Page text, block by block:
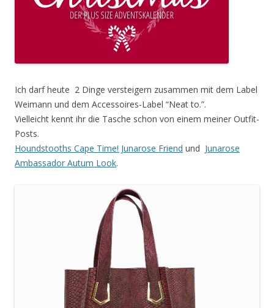
Ich darf heute 2 Dinge versteigern zusammen mit dem Label
Weimann und dem Accessoires-Label “Neat to.”.
Vielleicht kennt ihr die Tasche schon von einem meiner Outfit-
Posts.
Houndstooths Cape Time! Junarose Friend und Junarose
Ambassador Autum Look.